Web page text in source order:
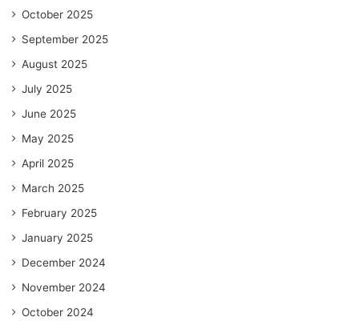
October 2025
September 2025
August 2025
July 2025
June 2025
May 2025
April 2025
March 2025
February 2025
January 2025
December 2024
November 2024
October 2024